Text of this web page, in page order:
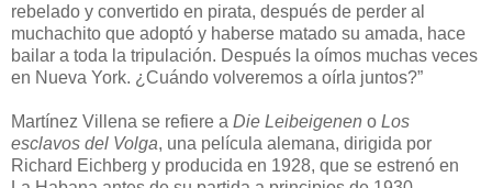
rebelado y convertido en pirata, después de perder al
muchachito que adoptó y haberse matado su amada, hace
bailar a toda la tripulación. Después la oímos muchas veces
en Nueva York. ¿Cuándo volveremos a oírla juntos?”
Martínez Villena se refiere a Die Leibeigenen o Los
esclavos del Volga, una película alemana, dirigida por
Richard Eichberg y producida en 1928, que se estrenó en